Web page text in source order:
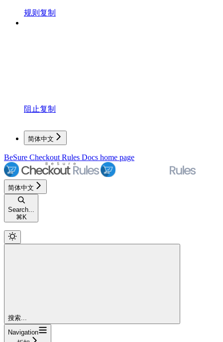
规则复制
阻止复制
简体中文
BeSure Checkout Rules Docs home page
简体中文
Search...
⌘ K
搜索...
Navigation